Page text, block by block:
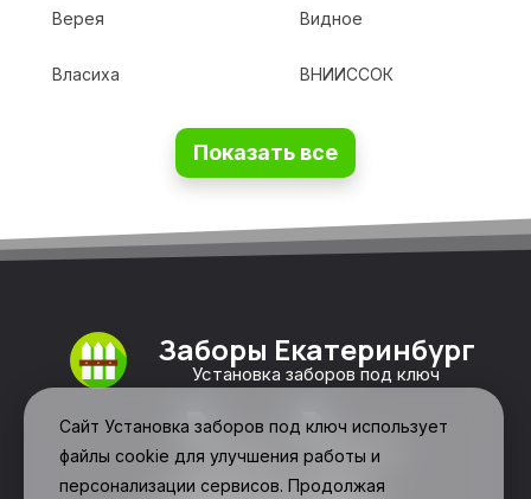
Верея Видное
Власиха ВНИИССОК
Показать все
Заборы Екатеринбург
Установка заборов под ключ
Сайт Установка заборов под ключ использует
файлы cookie для улучшения работы и
персонализации сервисов. Продолжая